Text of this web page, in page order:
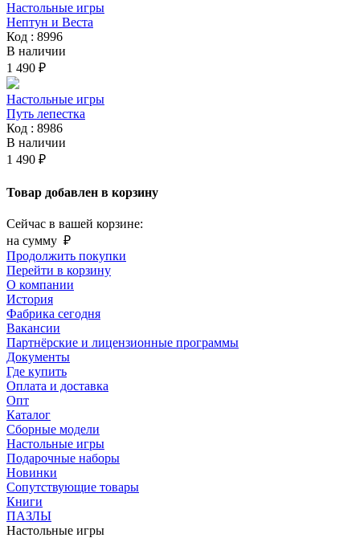
Настольные игры
Нептун и Веста
Код : 8996
В наличии
1 490 ₽
Настольные игры
Путь лепестка
Код : 8986
В наличии
1 490 ₽
Товар добавлен в корзину
Сейчас в вашей корзине:
на сумму ₽
Продолжить покупки
Перейти в корзину
О компании
История
Фабрика сегодня
Вакансии
Партнёрские и лицензионные программы
Документы
Где купить
Оплата и доставка
Опт
Каталог
Сборные модели
Настольные игры
Подарочные наборы
Новинки
Сопутствующие товары
Книги
ПАЗЛЫ
Настольные игры